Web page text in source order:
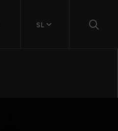
SL